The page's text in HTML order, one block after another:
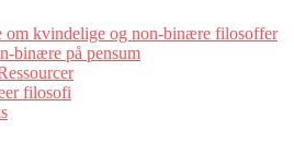
om kvindelige og non-binære filosoffer
binære på pensum
filosofi